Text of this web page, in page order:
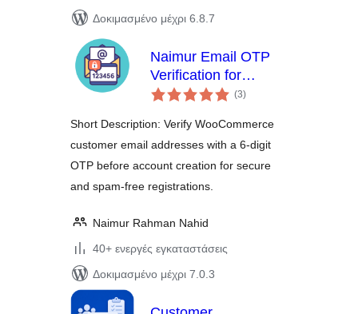
Δοκιμασμένο μέχρι 6.8.7
Naimur Email OTP
Verification for
WooCommerce
(3αξιολογήσεις
σύνολο
)
Short Description: Verify WooCommerce
customer email addresses with a 6-digit
OTP before account creation for secure
and spam-free registrations.
Naimur Rahman Nahid
40+ ενεργές εγκαταστάσεις
Δοκιμασμένο μέχρι 7.0.3